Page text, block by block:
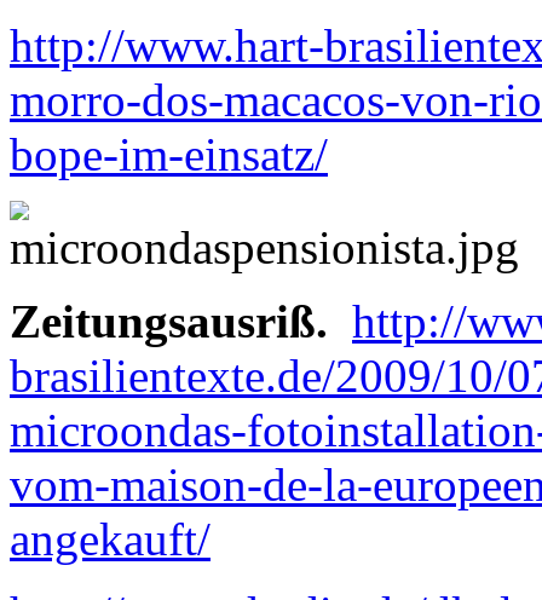
http://www.hart-
morro-dos-macacos-von-
bope-im-einsatz/
Zeitungsausriß. http://
brasilientexte.de/2009/10/
microondas-
vom-maison-de-la-
angekauft/